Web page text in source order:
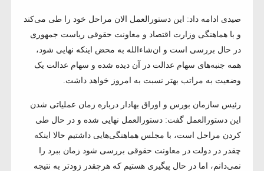
صیدی ادامه داد: این دستورالعمل الان مراحل خود را طی می‌کند
و با هماهنگی وزارت اقتصاد و معاونت حقوقی ریاست جمهوری
در حال بررسی است و ان‌شاءالله به محض اینکه نهایی شود،
همه جنبه‌های سهام عدالت در آن دیده شده و سهام عدالت یک
وضعیت به مراتب بهتر نسبت به امروز خواهد داشت.
رئیس سازمان بورس و اوراق بهادار درباره زمان عملیاتی شدن
این دستورالعمل گفت: دستورالعمل نهایی شده و در حال طی
کردن مراحل است، با مجلس هماهنگی‌هایی داشتیم حالا اینکه
چقدر در دولت در معاونت حقوقی بررسی شود زمان ببرد را
نمی‌دانم، اما در حال پیگیری هستیم که هرچقدر زودتر به نتیجه